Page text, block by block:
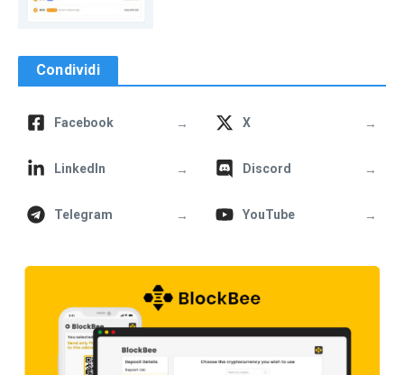
Condividi
Facebook → X →
LinkedIn → Discord →
Telegram → YouTube →